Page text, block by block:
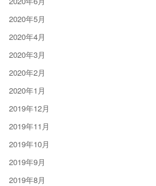
2020年5月
2020年4月
2020年3月
2020年2月
2020年1月
2019年12月
2019年11月
2019年10月
2019年9月
2019年8月